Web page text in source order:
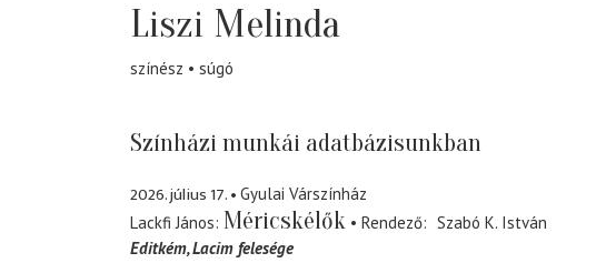
Liszi Melinda
színész súgó
Színházi munkái adatbázisunkban
2026. július 17.
Gyulai Várszínház
Lackfi János Méricskélők Rendező
Szabó K. István
Editkém Lacim felesége